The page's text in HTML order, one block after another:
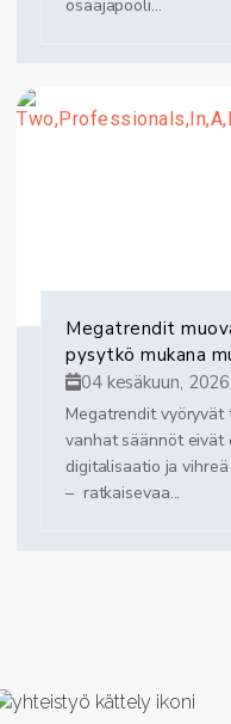
osaajapooli...
Megatrendit
pysytkö mukana
04 kesäkuun, 2026
Megatrendit vyöryvät
vanhat säännöt eivät
digitalisaatio ja
– ratkaisevaa...